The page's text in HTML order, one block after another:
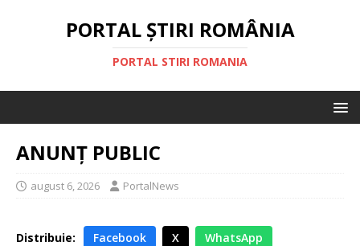
PORTAL ȘTIRI ROMÂNIA
PORTAL STIRI ROMANIA
ANUNȚ PUBLIC
august 6, 2026 PortalNews
Distribuie: Facebook X WhatsApp